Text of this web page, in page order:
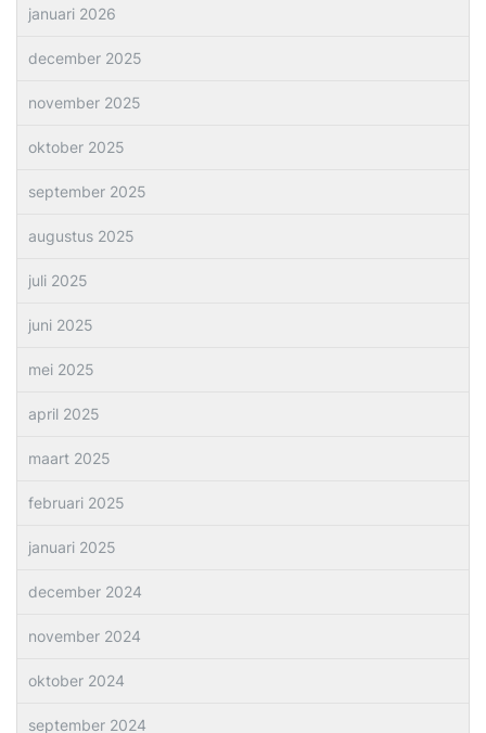
januari 2026
december 2025
november 2025
oktober 2025
september 2025
augustus 2025
juli 2025
juni 2025
mei 2025
april 2025
maart 2025
februari 2025
januari 2025
december 2024
november 2024
oktober 2024
september 2024